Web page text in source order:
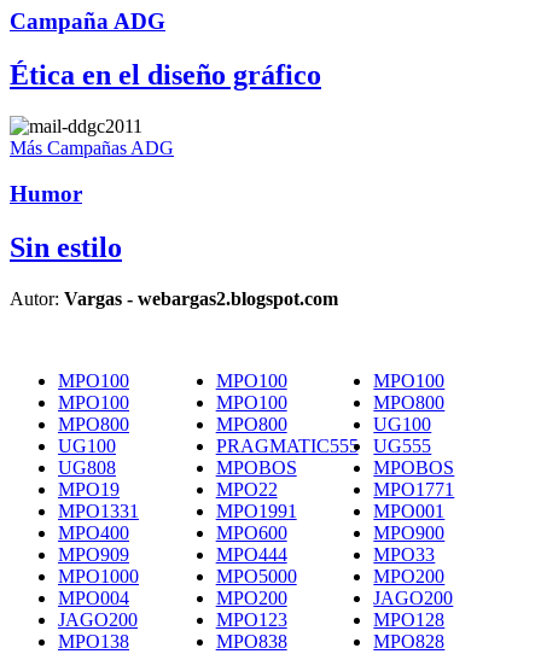
Campaña ADG
Ética en el diseño gráfico
Más Campañas ADG
Humor
Sin estilo
Autor: Vargas - webargas2.blogspot.com
MPO100 MPO100
MPO100
MPO100
MPO100
MPO800
MPO800
MPO800
UG100
UG100
PRAGMATIC555
UG555
UG808
MPOBOS
MPOBOS
MPO19
MPO22
MPO1771
MPO1331
MPO1991
MPO001
MPO400
MPO600
MPO900
MPO909
MPO444
MPO33
MPO1000
MPO5000
MPO200
MPO004
MPO200
JAGO200
JAGO200
MPO123
MPO128
MPO138
MPO838
MPO828